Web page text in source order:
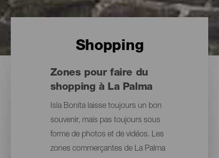
Shopping
Zones pour faire du
shopping à La Palma
Isla Bonita laisse toujours un bon
souvenir, mais pas toujours sous
forme de photos et de vidéos. Les
zones commerçantes de La Palma